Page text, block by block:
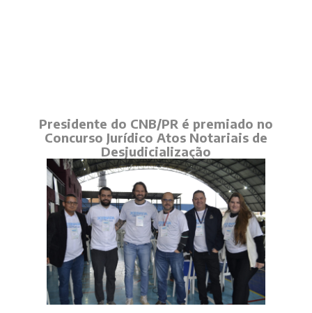
Presidente do CNB/PR é premiado no
Concurso Jurídico Atos Notariais de
Desjudicialização